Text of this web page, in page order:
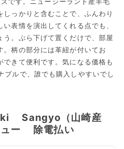
しっかりと含むことで、ふんわり
表情を演出してくれる点でも、
う。ぶら下げて置くだけで、部屋
。柄の部分には革紐が付いてお
できて便利です。気になる価格も
で、誰でも購入しやすいでし
Sangyo（山崎産
ー 除電払い